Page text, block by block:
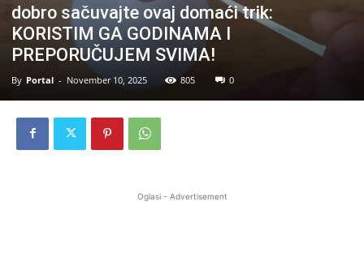
dobro sačuvajte ovaj domaći trik:
KORISTIM GA GODINAMA I
PREPORUČUJEM SVIMA!
By Portal - November 10, 2025 805 0
Oglasi - Advertisement